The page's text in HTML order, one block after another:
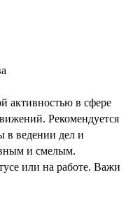
активностью в сфере
Рекомендуется
в ведении дел и
и смелым.
или на работе. Важи